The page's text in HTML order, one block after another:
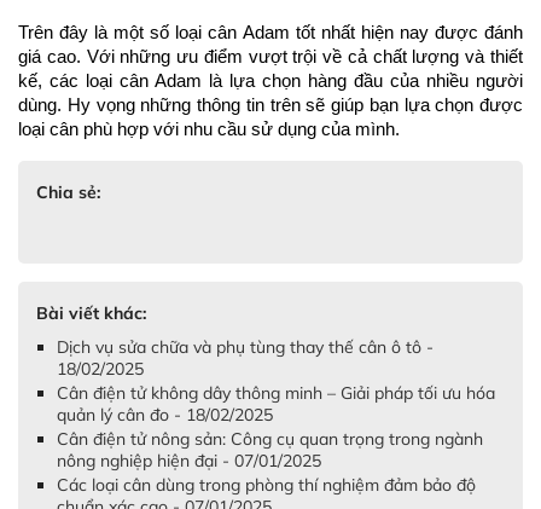
Trên đây là một số loại cân Adam tốt nhất hiện nay được đánh
giá cao. Với những ưu điểm vượt trội về cả chất lượng và thiết
kế, các loại cân Adam là lựa chọn hàng đầu của nhiều người
dùng. Hy vọng những thông tin trên sẽ giúp bạn lựa chọn được
loại cân phù hợp với nhu cầu sử dụng của mình.
Chia sẻ:
Bài viết khác:
Dịch vụ sửa chữa và phụ tùng thay thế cân ô tô -
18/02/2025
Cân điện tử không dây thông minh – Giải pháp tối ưu hóa
quản lý cân đo - 18/02/2025
Cân điện tử nông sản: Công cụ quan trọng trong ngành
nông nghiệp hiện đại - 07/01/2025
Các loại cân dùng trong phòng thí nghiệm đảm bảo độ